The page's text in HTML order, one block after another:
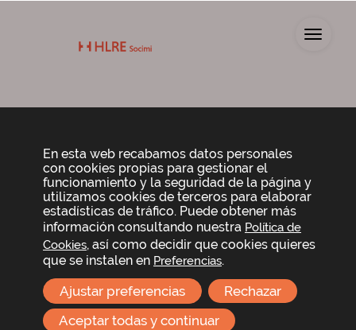
Equipo Gestor
En esta web recabamos datos personales
con cookies propias para gestionar el
funcionamiento y la seguridad de la página y
utilizamos cookies de terceros para elaborar
estadísticas de tráfico. Puede obtener más
información consultando nuestra Política de
Cookies, así como decidir que cookies quieres
que se instalen en Preferencias.
Aceptar todas y continuar
Rechazar
Ajustar preferencias